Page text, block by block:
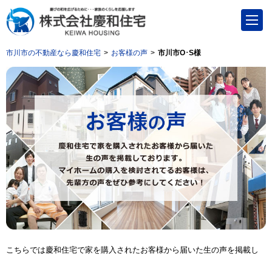
市川市の不動産なら慶和住宅 お客様の声 市川市O･S様
こちらでは慶和住宅で家を購入されたお客様から届いた生の声を掲載し